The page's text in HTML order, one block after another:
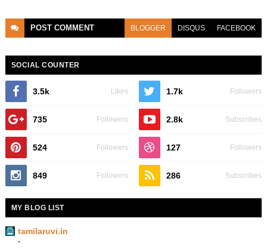
POST COMMENT BLOGGER DISQUS FACEBOOK
SOCIAL COUNTER
3.5k Likes 1.7k Followers
735 Followers 2.8k Subscribes
524 Followers 127 Followers
849 Followers 286 Subscribes
MY BLOG LIST
tamilaruvi.in
-